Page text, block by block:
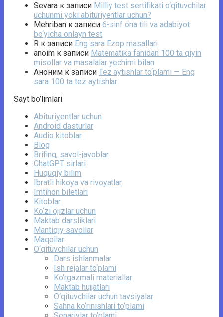
Sevara к записи Milliy test sertifikati o‘qituvchilar
uchunmi yoki abituriyentlar uchun?
Mehriban к записи 6-sinf ona tili va adabiyot
bo‘yicha onlayn test
R к записи Eng sara Ezop masallari
anoim к записи Matematika fanidan 100 ta qiyin
misollar va masalalar yechimi bilan
Аноним к записи Tez aytishlar to‘plami — Eng
sara 100 ta tez aytishlar
Sayt bo’limlari
Abituriyentlar uchun
Android dasturlar
Audio kitoblar
Blog
Brifing, savol-javoblar
ChatGPT sirlari
Huquqiy bilim
Ibratli hikoya va rivoyatlar
Imtihon biletlari
Kitoblar
Ko‘zi ojizlar uchun
Maktab darsliklari
Mantiqiy savollar
Maqollar
O‘qituvchilar uchun
Dars ishlanmalar
Ish rejalar to‘plami
Ko‘rgazmali materiallar
Maktab hujjatlari
O‘qituvchilar uchun tavsiyalar
Sahna ko‘rinishlari to‘plami
Senariylar to‘plami